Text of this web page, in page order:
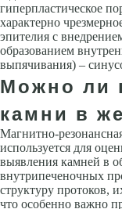
гиперпластическое
характерно
эпителия с
образованием
выпячивания) –
Можно ли
камни в
Магнитно-
используется для
выявления камней в
внутрипеченочных
структуру протоков,
что особенно важно